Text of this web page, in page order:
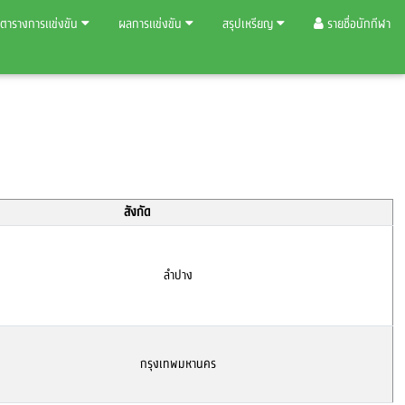
ตารางการแข่งขัน ผลการแข่งขัน สรุปเหรียญ รายชื่อนักกีฬา
สังกัด
ลำปาง
กรุงเทพมหานคร